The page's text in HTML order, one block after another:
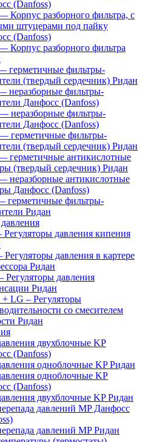
(Danfoss)
Корпус разборного фильтра, с
штуцерами под пайку
(Danfoss)
Корпус разборного фильтра
герметичные фильтры-
(твердый сердечник) Ридан
неразборные фильтры-
Данфосс (Danfoss)
неразборные фильтры-
Данфосс (Danfoss)
герметичные фильтры-
(твердый сердечник) Ридан
герметичные антикислотные
(твердый сердечник) Ридан
неразборные антикислотные
Данфосс (Danfoss)
герметичные фильтры-
Ридан
Регуляторы давления кипения
давления в картере
Ридан
Регуляторы давления
Ридан
+ LG – Регуляторы
со смесителем
Ридан
двухблочные KP
(Danfoss)
одноблочные KP Ридан
одноблочные KP
(Danfoss)
двухблочные KP Ридан
давлений MP Данфосс
давлений MP Ридан